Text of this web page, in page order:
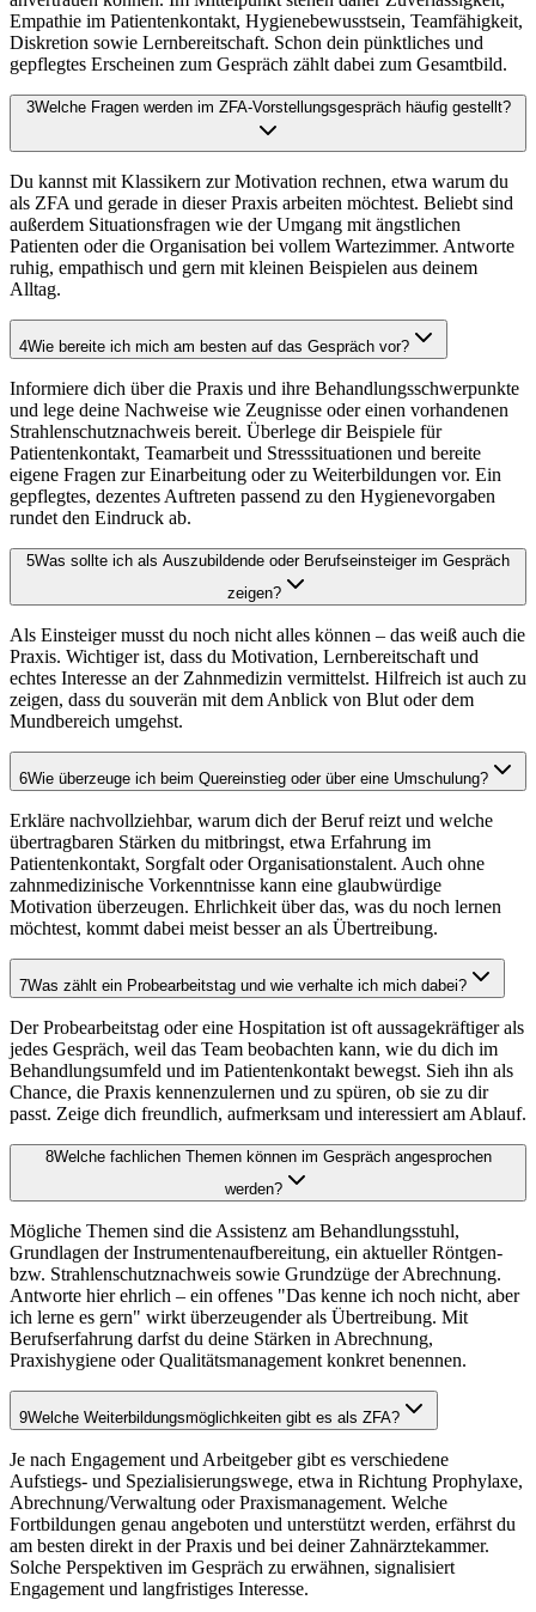
Empathie im Patientenkontakt, Hygienebewusstsein, Teamfähigkeit,
Diskretion sowie Lernbereitschaft. Schon dein pünktliches und
gepflegtes Erscheinen zum Gespräch zählt dabei zum Gesamtbild.
3Welche Fragen werden im ZFA-Vorstellungsgespräch häufig gestellt?
Du kannst mit Klassikern zur Motivation rechnen, etwa warum du
als ZFA und gerade in dieser Praxis arbeiten möchtest. Beliebt sind
außerdem Situationsfragen wie der Umgang mit ängstlichen
Patienten oder die Organisation bei vollem Wartezimmer. Antworte
ruhig, empathisch und gern mit kleinen Beispielen aus deinem
Alltag.
4Wie bereite ich mich am besten auf das Gespräch vor?
Informiere dich über die Praxis und ihre Behandlungsschwerpunkte
und lege deine Nachweise wie Zeugnisse oder einen vorhandenen
Strahlenschutznachweis bereit. Überlege dir Beispiele für
Patientenkontakt, Teamarbeit und Stresssituationen und bereite
eigene Fragen zur Einarbeitung oder zu Weiterbildungen vor. Ein
gepflegtes, dezentes Auftreten passend zu den Hygienevorgaben
rundet den Eindruck ab.
5Was sollte ich als Auszubildende oder Berufseinsteiger im Gespräch
zeigen?
Als Einsteiger musst du noch nicht alles können – das weiß auch die
Praxis. Wichtiger ist, dass du Motivation, Lernbereitschaft und
echtes Interesse an der Zahnmedizin vermittelst. Hilfreich ist auch zu
zeigen, dass du souverän mit dem Anblick von Blut oder dem
Mundbereich umgehst.
6Wie überzeuge ich beim Quereinstieg oder über eine Umschulung?
Erkläre nachvollziehbar, warum dich der Beruf reizt und welche
übertragbaren Stärken du mitbringst, etwa Erfahrung im
Patientenkontakt, Sorgfalt oder Organisationstalent. Auch ohne
zahnmedizinische Vorkenntnisse kann eine glaubwürdige
Motivation überzeugen. Ehrlichkeit über das, was du noch lernen
möchtest, kommt dabei meist besser an als Übertreibung.
7Was zählt ein Probearbeitstag und wie verhalte ich mich dabei?
Der Probearbeitstag oder eine Hospitation ist oft aussagekräftiger als
jedes Gespräch, weil das Team beobachten kann, wie du dich im
Behandlungsumfeld und im Patientenkontakt bewegst. Sieh ihn als
Chance, die Praxis kennenzulernen und zu spüren, ob sie zu dir
passt. Zeige dich freundlich, aufmerksam und interessiert am Ablauf.
8Welche fachlichen Themen können im Gespräch angesprochen
werden?
Mögliche Themen sind die Assistenz am Behandlungsstuhl,
Grundlagen der Instrumentenaufbereitung, ein aktueller Röntgen-
bzw. Strahlenschutznachweis sowie Grundzüge der Abrechnung.
Antworte hier ehrlich – ein offenes "Das kenne ich noch nicht, aber
ich lerne es gern" wirkt überzeugender als Übertreibung. Mit
Berufserfahrung darfst du deine Stärken in Abrechnung,
Praxishygiene oder Qualitätsmanagement konkret benennen.
9Welche Weiterbildungsmöglichkeiten gibt es als ZFA?
Je nach Engagement und Arbeitgeber gibt es verschiedene
Aufstiegs- und Spezialisierungswege, etwa in Richtung Prophylaxe,
Abrechnung/Verwaltung oder Praxismanagement. Welche
Fortbildungen genau angeboten und unterstützt werden, erfährst du
am besten direkt in der Praxis und bei deiner Zahnärztekammer.
Solche Perspektiven im Gespräch zu erwähnen, signalisiert
Engagement und langfristiges Interesse.